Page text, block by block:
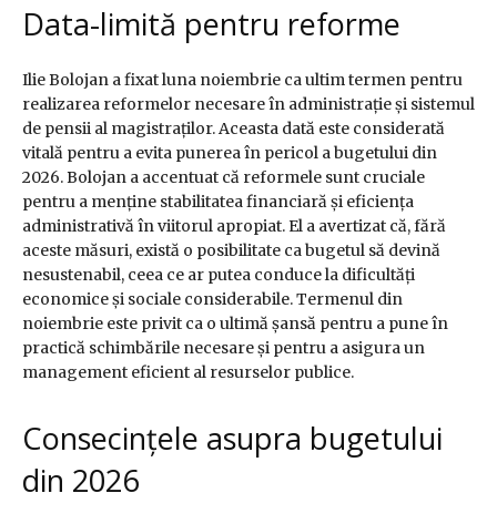
Data-limită pentru reforme
Ilie Bolojan a fixat luna noiembrie ca ultim termen pentru
realizarea reformelor necesare în administrație și sistemul
de pensii al magistraților. Aceasta dată este considerată
vitală pentru a evita punerea în pericol a bugetului din
2026. Bolojan a accentuat că reformele sunt cruciale
pentru a menține stabilitatea financiară și eficiența
administrativă în viitorul apropiat. El a avertizat că, fără
aceste măsuri, există o posibilitate ca bugetul să devină
nesustenabil, ceea ce ar putea conduce la dificultăți
economice și sociale considerabile. Termenul din
noiembrie este privit ca o ultimă șansă pentru a pune în
practică schimbările necesare și pentru a asigura un
management eficient al resurselor publice.
Consecințele asupra bugetului
din 2026